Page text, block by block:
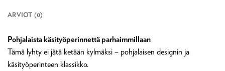
ARVIOT (0)
Pohjalaista käsityöperinnettä parhaimmillaan
Tämä lyhty ei jätä ketään kylmäksi – pohjalaisen designin ja
käsityöperinteen klassikko.